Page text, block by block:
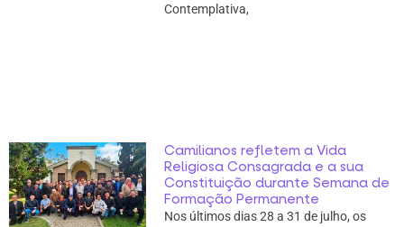
Contemplativa,
Camilianos refletem a Vida
Religiosa Consagrada e a sua
Constituição durante Semana de
Formação Permanente
Nos últimos dias 28 a 31 de julho, os